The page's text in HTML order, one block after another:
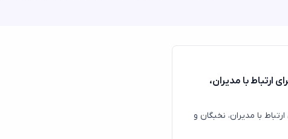
ارتباط با مدیران،
ارتباط با مدیران، نخبگان و